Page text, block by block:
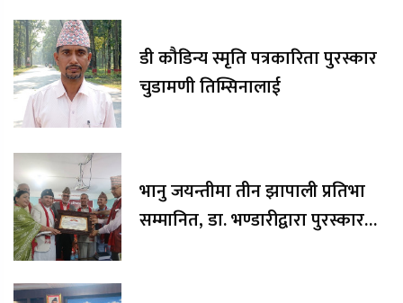
डी कौडिन्य स्मृति पत्रकारिता पुरस्कार
चुडामणी तिम्सिनालाई
भानु जयन्तीमा तीन झापाली प्रतिभा
सम्मानित, डा. भण्डारीद्वारा पुरस्कार